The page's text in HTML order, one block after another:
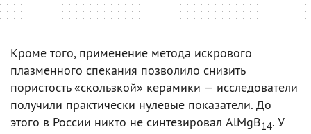
Кроме того, применение метода искрового
плазменного спекания позволило снизить
пористость «скользкой» керамики — исследователи
получили практически нулевые показатели. До
этого в России никто не синтезировал AlMgB14. У